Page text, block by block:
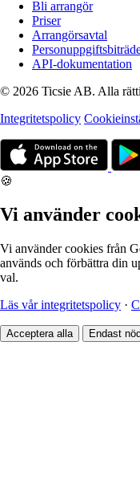
Bli arrangör
Priser
Arrangörsavtal
API-dokumentation
© 2026 Ticsie AB. Alla
Integritetspolicy
🍪
Vi använder
Vi använder cookies från
används och förbättra din
val.
Läs vår integritetspolicy ·
Acceptera alla Endast